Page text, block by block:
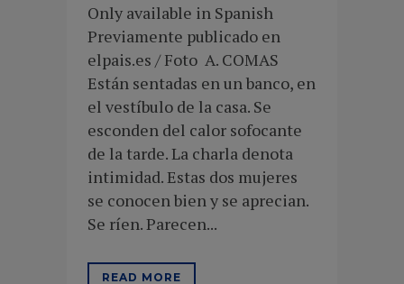
Only available in Spanish
Previamente publicado en
elpais.es / Foto A. COMAS
Están sentadas en un banco, en
el vestíbulo de la casa. Se
esconden del calor sofocante
de la tarde. La charla denota
intimidad. Estas dos mujeres
se conocen bien y se aprecian.
Se ríen. Parecen...
READ MORE